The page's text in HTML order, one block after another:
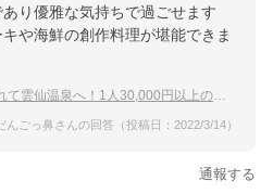
り優雅な気持ちで過ごせます
や海鮮の創作料理が堪能できま
雲仙温泉へ！1人30,000円以上の特別室の宿
んごっ鼻さんの回答（投稿日：2022/3/14）
通報する